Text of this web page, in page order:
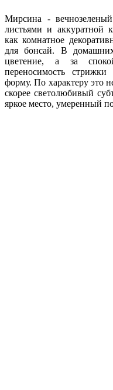
Мирсина -
листьями и аккуратной
как комнатное
для бонсай. В
цветение, а за
переносимость
форму. По характеру это
скорее светолюбивый
яркое место, умеренный